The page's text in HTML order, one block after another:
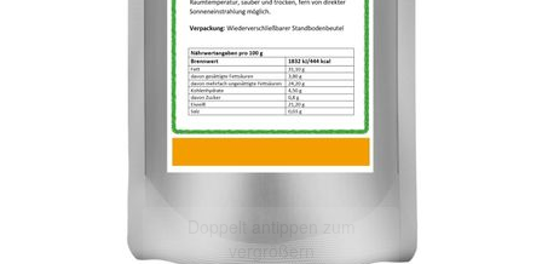
Doppelt antippen zum
vergrößern